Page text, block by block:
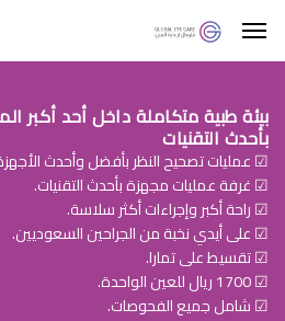
بيئة طبية متكاملة داخل أحد أكبر
بأحدث التقنيات
☑ عمليات تصحيح النظر بأفضل وأحدث
☑ غرفة عمليات مجهزة بأحدث التقنيات.
☑ راحة أكبر وإجراءات أكثر سلاسة.
☑ على أيدي نخبة من الجراحين السعوديين.
☑ تقسيط على تمارا.
☑ 1700 ريال للعين الواحدة.
☑ شامل جميع الفحوصات.